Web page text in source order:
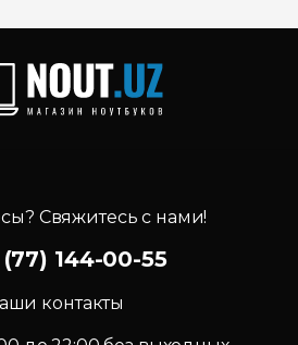
Свяжитесь с нами!
144-00-55
контакты